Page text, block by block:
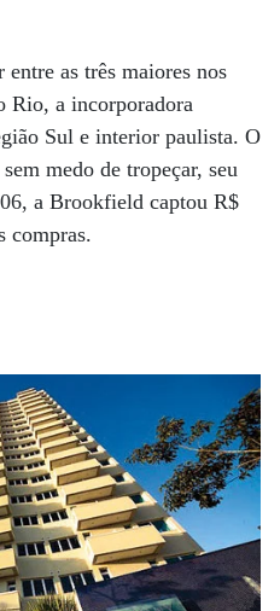
as três maiores nos
Rio, a incorporadora
Sul e interior paulista. O
medo de tropeçar, seu
a Brookfield captou R$
compras.